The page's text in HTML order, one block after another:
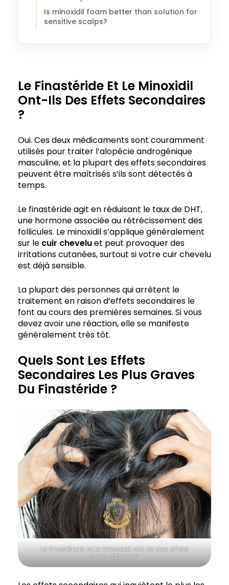
Is minoxidil foam better than solution for
sensitive scalps?
Le Finastéride Et Le Minoxidil
Ont-Ils Des Effets Secondaires
?
Oui. Ces deux médicaments sont couramment
utilisés pour traiter l’alopécie androgénique
masculine, et la plupart des effets secondaires
peuvent être maîtrisés s’ils sont détectés à
temps.
Le finastéride agit en réduisant le taux de DHT,
une hormone associée au rétrécissement des
follicules. Le minoxidil s’applique généralement
sur le cuir cheveluet peut provoquer des
irritations cutanées, surtout si votre cuir chevelu
est déjà sensible.
La plupart des personnes qui arrêtent le
traitement en raison d’effets secondaires le
font au cours des premières semaines. Si vous
devez avoir une réaction, elle se manifeste
généralement très tôt.
Quels Sont Les Effets
Secondaires Les Plus Graves
Du Finastéride ?
La finastéride et le minoxidil ont-ils des effets
secondaires ?